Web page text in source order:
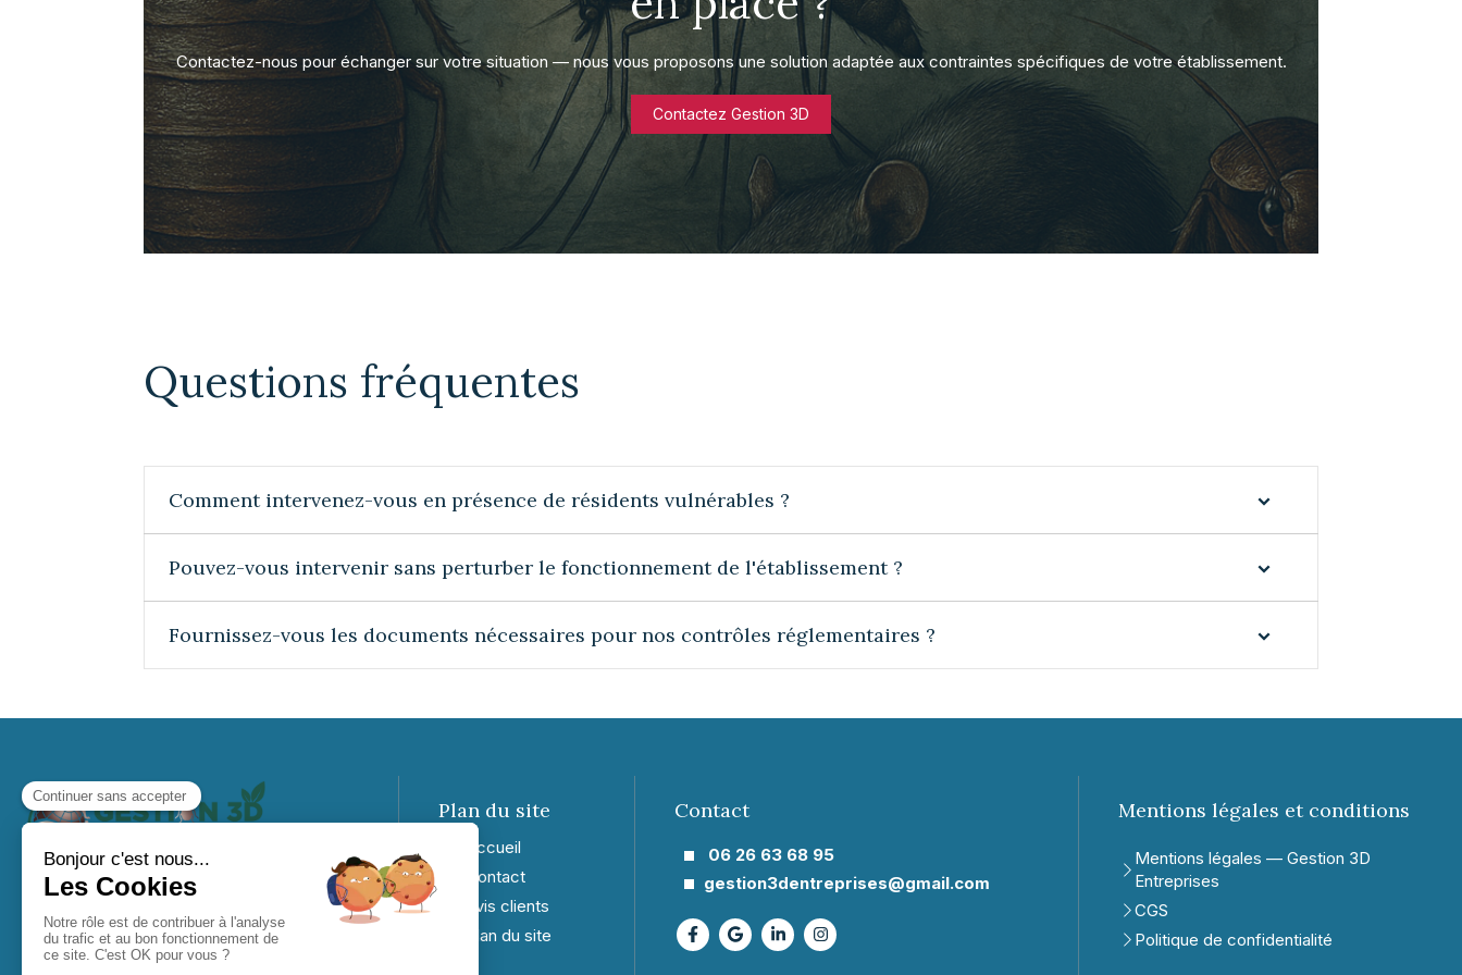
Contactez-nous pour échanger sur votre situation — nous vous proposons une solution adaptée aux contraintes spécifiques de votre établissement.
Contactez Gestion 3D
Questions fréquentes
Comment intervenez-vous en présence de résidents vulnérables ?
Pouvez-vous intervenir sans perturber le fonctionnement de l'établissement ?
Fournissez-vous les documents nécessaires pour nos contrôles réglementaires ?
Zone d'intervention : Paris (75), Seine-et-
Plan du site
Accueil
Contact
Avis clients
Plan du site
Contact
06 26 63 68 95
gestion3dentreprises@gmail.com
Mentions légales et conditions
Mentions légales — Gestion 3D
Entreprises
CGS
Politique de confidentialité